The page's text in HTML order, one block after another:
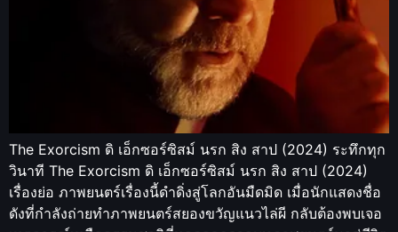
The Exorcism ดิ เอ็กซอร์ซิสม์ นรก สิง สาป (2024) ระทึกทุก
วินาที The Exorcism ดิ เอ็กซอร์ซิสม์ นรก สิง สาป (2024)
เรื่องย่อ ภาพยนตร์เรื่องนี้ดำดิ่งสู่โลกอันมืดมิด เมื่อนักแสดงชื่อ
ดังที่กำลังถ่ายทำภาพยนตร์สยองขวัญแนวไล่ผี กลับต้องพบเจอ